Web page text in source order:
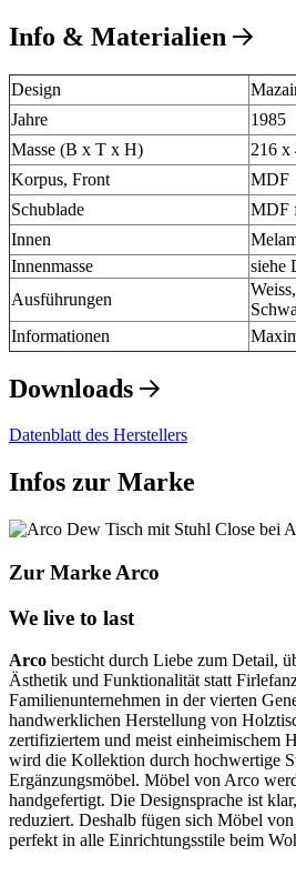
Info & Materialien
Design
Jahre
1985
Masse (B x T x H)
216 x
Korpus, Front
MDF
Schublade
MDF
Innen
Innenmasse
siehe
Ausführungen
Informationen
Downloads
Datenblatt des Herstellers
Infos zur Marke
Zur Marke Arco
We live to last
Arco besticht durch Liebe zum Detail,
Ästhetik und Funktionalität statt
Familienunternehmen in der vierten
handwerklichen Herstellung von
zertifiziertem und meist einheimischem
wird die Kollektion durch hochwertige
Ergänzungsmöbel. Möbel von Arco
handgefertigt. Die Designsprache ist
reduziert. Deshalb fügen sich Möbel
perfekt in alle Einrichtungsstile beim